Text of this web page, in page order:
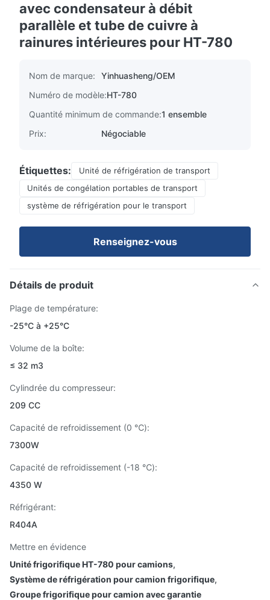
avec condensateur à débit
parallèle et tube de cuivre à
rainures intérieures pour HT-780
Nom de marque:
Yinhuasheng/OEM
Numéro de modèle:HT-780
Quantité minimum de commande:1 ensemble
Prix:
Négociable
Étiquettes:
Unité de réfrigération de transport
Unités de congélation portables de transport
système de réfrigération pour le transport
Renseignez-vous
Détails de produit
Plage de température:
-25°C à +25°C
Volume de la boîte:
≤ 32 m3
Cylindrée du compresseur:
209 CC
Capacité de refroidissement (0 ℃):
7300W
Capacité de refroidissement (-18 ℃):
4350 W
Réfrigérant:
R404A
Mettre en évidence
Unité frigorifique HT-780 pour camions,
Système de réfrigération pour camion frigorifique,
Groupe frigorifique pour camion avec garantie